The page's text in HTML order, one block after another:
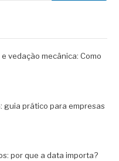
vedação mecânica: Como
guia prático para empresas
por que a data importa?